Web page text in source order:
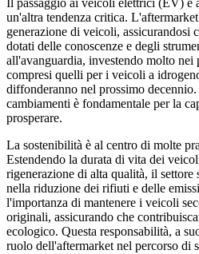
Il passaggio ai veicoli elettrici (EV) e
un'altra tendenza critica.
generazione di veicoli, assicurandosi
dotati delle conoscenze e degli
all'avanguardia, investendo molto
compresi quelli per i veicoli a
diffonderanno nel prossimo
cambiamenti è fondamentale per la
prosperare.
La sostenibilità è al centro di molte
Estendendo la durata di vita dei
rigenerazione di alta qualità, il
nella riduzione dei rifiuti e delle
l'importanza di mantenere i veicoli
originali, assicurando che
ecologico. Questa responsabilità, a
ruolo dell'aftermarket nel percorso di